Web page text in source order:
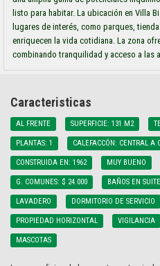
listo para habitar. La ubicación en Villa
lugares de interés, como parques,
enriquecen la vida cotidiana. La zona
combinando tranquilidad y acceso a las
Caracteristicas
AL FRENTE SUPERFICIE: 131 M2
PLANTAS: 1 CALEFACCÓN: CENTRAL A
CONSTRUIDA EN: 1962 MUY BUENO
G. COMUNES: $ 24.000 BAÑOS EN
LAVADERO DORMITORIO DE SERVICIO
PROPIEDAD HORIZONTAL VIGILANCIA
MASCOTAS